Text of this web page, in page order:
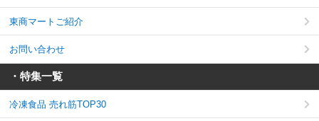
東商マートご紹介
お問い合わせ
・特集一覧
冷凍食品 売れ筋TOP30